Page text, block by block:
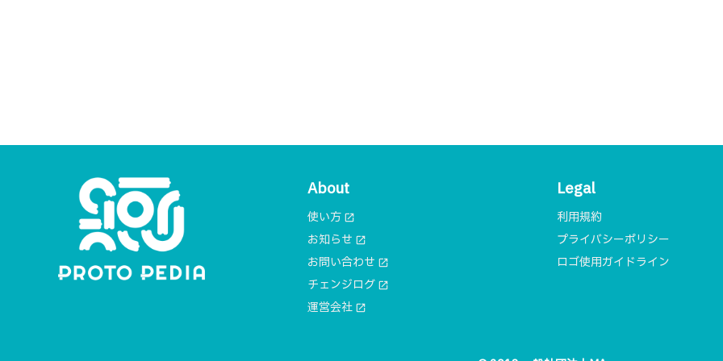
About
使い方 open_in_new
お知らせ open_in_new
お問い合わせ open_in_new
チェンジログ open_in_new
運営会社 open_in_new
Legal
利用規約
プライバシーポリシー
ロゴ使用ガイドライン